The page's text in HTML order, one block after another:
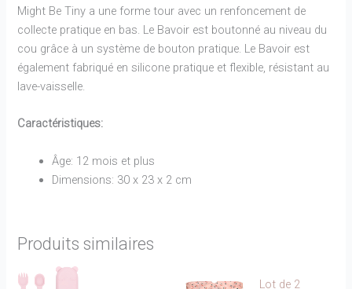
Might Be Tiny a une forme tour avec un renfoncement de
collecte pratique en bas. Le Bavoir est boutonné au niveau du
cou grâce à un système de bouton pratique. Le Bavoir est
également fabriqué en silicone pratique et flexible, résistant au
lave-vaisselle.
Caractéristiques:
Âge: 12 mois et plus
Dimensions: 30 x 23 x 2 cm
Produits similaires
Lot de 2